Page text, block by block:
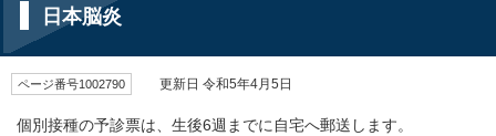
日本脳炎
ページ番号1002790 更新日 令和5年4月5日
個別接種の予診票は、生後6週までに自宅へ郵送します。